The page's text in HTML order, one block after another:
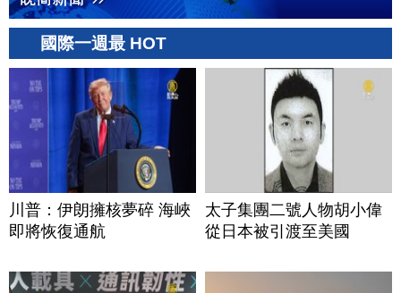
國際一週最 HOT
川普：伊朗擁核夢碎 海峽
即將恢復通航
太子集團二號人物胡小偉
從日本被引渡至美國